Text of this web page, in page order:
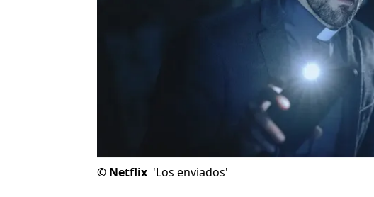
© Netflix 'Los enviados'